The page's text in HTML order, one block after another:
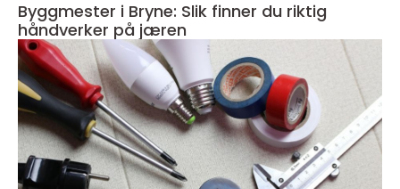
Byggmester i Bryne: Slik finner du riktig
håndverker på jæren